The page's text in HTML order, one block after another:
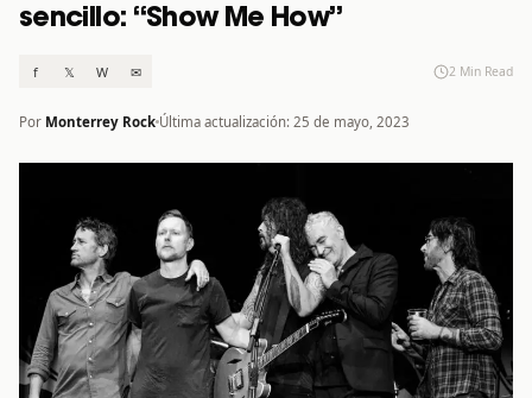
sencillo: “Show Me How”
f 𝕏 W ✉ 2 Min Read
Por Monterrey Rock Última actualización: 25 de mayo, 2023